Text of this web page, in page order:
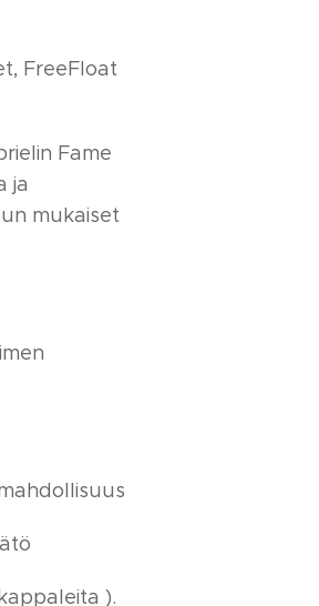
FreeFloat
Fame
ja
mukaiset
).